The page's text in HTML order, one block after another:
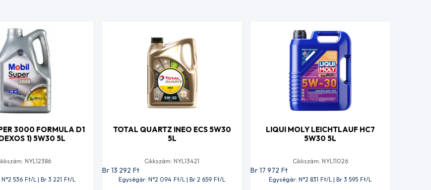
3000 FORMULA D1
1) 5W30 5L
NYL12386
536 Ft/L | Br 3 221 Ft/L
TOTAL QUARTZ INEO ECS 5W30
5L
Cikkszám: NYL13421
Br 13 292 Ft
Egységár: N°2 094 Ft/L | Br 2 659 Ft/L
LIQUI MOLY LEICHTLAUF HC7
5W30 5L
Cikkszám: NYL11026
Br 17 972 Ft
Egységár: N°2 831 Ft/L | Br 3 595 Ft/L